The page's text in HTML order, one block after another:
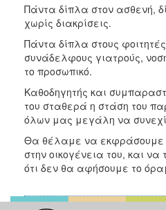
ΤΟΠΟΣ
ΠΟΛΙΤΙΣΜΟΣ
ΑΝΘΕΚΤΙΚΗ
ΠΟΛΗ
Πάντα δίπλα στον ασθενή,
χωρίς διακρίσεις.
Πάντα δίπλα στους
συνάδελφους γιατρούς,
το προσωπικό.
Καθοδηγητής και
του σταθερά η στάση του
όλων μας μεγάλη να
Θα θέλαμε να εκφράσουμε
στην οικογένεια του, και
ότι δεν θα αφήσουμε το